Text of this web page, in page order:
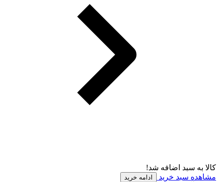
کالا به سبد اضافه شد!
مشاهده سبد خرید
ادامه خرید